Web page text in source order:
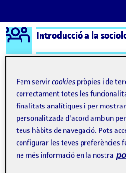
Saltar al contingut
Logo Ágora
Introducció a la
Semestre 20221 - Aula 1 Alejandro
Alejandro
Martorell
Fem servircookies pròpies i de
correctament totes les
finalitats analítiques i per
personalitzada d'acord amb un
teus hàbits de navegació. Pots
configurar les teves preferències
ne més informació en la nostra